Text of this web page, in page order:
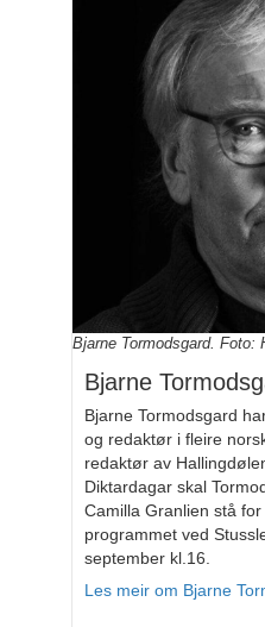
Bjarne Tormodsgard. Foto:
Bjarne
Bjarne Tormodsgard
og redaktør i fleire
redaktør av
Diktardagar skal
Camilla Granlien stå for
programmet ved
september kl.16.
Les meir om Bjarne